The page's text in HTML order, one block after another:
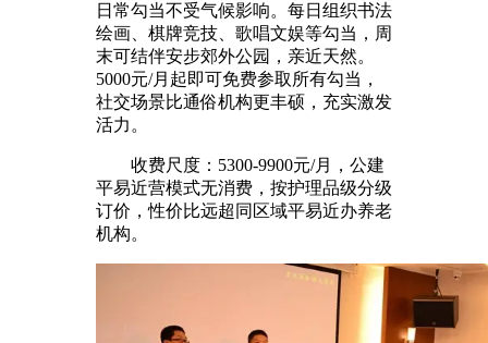
日常勾当不受气候影响。每日组织书法
绘画、棋牌竞技、歌唱文娱等勾当，周
末可结伴安步郊外公园，亲近天然。
5000元/月起即可免费参取所有勾当，
社交场景比通俗机构更丰硕，充实激发
活力。
收费尺度：5300-9900元/月，公建
平易近营模式无消费，按护理品级分级
订价，性价比远超同区域平易近办养老
机构。